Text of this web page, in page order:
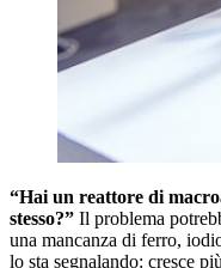
“Hai un reattore di
stesso?” Il problema
una mancanza di ferro,
lo sta segnalando: cresce